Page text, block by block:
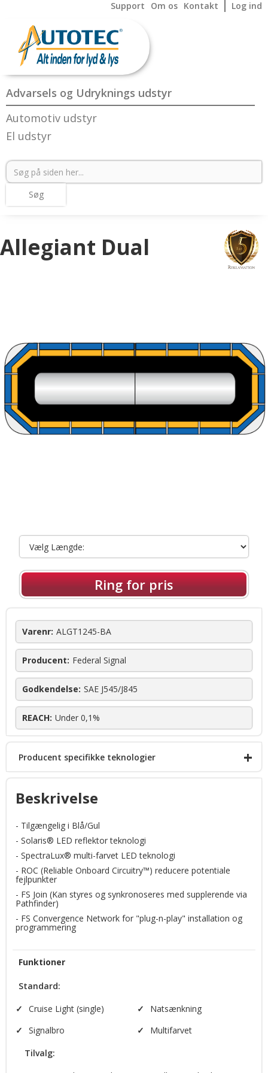
Support Om os Kontakt Log ind
Advarsels og Udryknings udstyr
Automotiv udstyr
El udstyr
Allegiant Dual
Ring for pris
Varenr: ALGT1245-BA
Producent: Federal Signal
Godkendelse: SAE J545/J845
REACH: Under 0,1%
Producent specifikke teknologier +
ROC (Reliable Onboard Circuitry™)
Solaris® LED reflector technology
SpectraLux® LED technology
Beskrivelse
- Tilgængelig i Blå/Gul
- Solaris® LED reflektor teknologi
- SpectraLux® multi-farvet LED teknologi
- ROC (Reliable Onboard Circuitry™) reducere potentiale
fejlpunkter
- FS Join (Kan styres og synkronoseres med supplerende via
Pathfinder)
- FS Convergence Network for "plug-n-play" installation og
programmering
Funktioner
Standard:
✓
Cruise Light (single) ✓
Natsænkning
✓
Signalbro ✓
Multifarvet
Tilvalg: